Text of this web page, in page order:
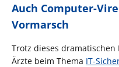
Auch Computer-
Vormarsch
Trotz dieses
Ärzte beim Thema IT-